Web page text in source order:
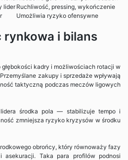
liderRuchliwość, pressing, wykończenie
Umożliwia ryzyko ofensywne
rynkowa i bilans
głębokości kadry i możliwościach rotacji w
zakupy i sprzedaże wpływają
taktyczną podczas meczów ligowych
lidera środka pola — stabilizuje tempo i
zmniejsza ryzyko kryzysów w środku
obrońcy, który równoważy fazy
Taka para profilów podnosi